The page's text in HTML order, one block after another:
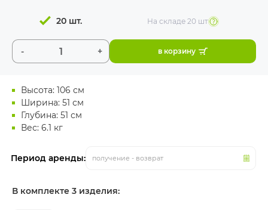
Высота: 106 см
Ширина: 51 см
Глубина: 51 см
Вес: 6.1 кг
Период аренды: получение - возврат
- +
20 шт. На складе 20 шт
в корзину
В комплекте 3 изделия: